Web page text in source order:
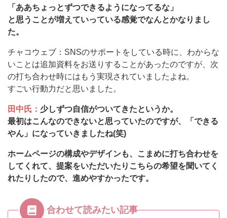
「ああちょっとずつできるようになってるな」
と思うことが増えていっている感覚でなんとかなりまし
た。
チャコウェブ：SNSのサポートをしている時に、わからな
いことは追加資料をお送りすることがあったのですが、次
の打ち合わせ時にはもう実現されていましたよね。
すごい行動力だと思いました。
田中氏： 少しずつ自信がついてきたというか。
最初はこんなのできないと思っていたのですが、「できる
やん」になっていきましたね(笑)
ホームページの構成やデザインも、こまめに打ち合わせを
してくれて、提案をいただいたりこちらの希望を聞いてく
れたりしたので、進めやすかったです。
合わせて読みたい記事